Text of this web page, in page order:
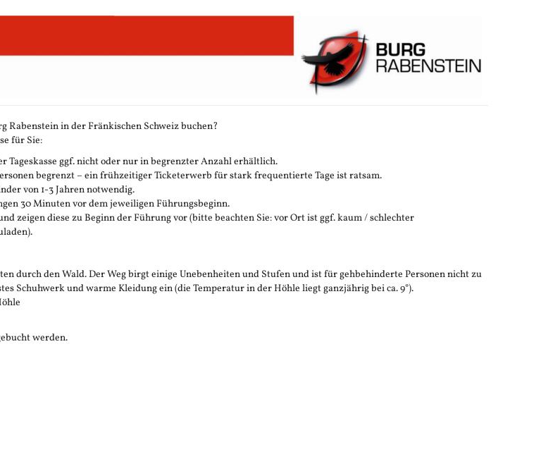
in der Fränkischen Schweiz buchen?
für Sie:
Tageskasse ggf. nicht oder nur in begrenzter Anzahl erhältlich.
begrenzt – ein frühzeitiger Ticketerwerb für stark frequentierte Tage ist ratsam.
von 1-3 Jahren notwendig.
30 Minuten vor dem jeweiligen Führungsbeginn.
zeigen diese zu Beginn der Führung vor (bitte beachten Sie: vor Ort ist ggf. kaum / schlechter
durch den Wald. Der Weg birgt einige Unebenheiten und Stufen und ist für gehbehinderte Personen nicht zu
Schuhwerk und warme Kleidung ein (die Temperatur in der Höhle liegt ganzjährig bei ca. 9°).
werden.